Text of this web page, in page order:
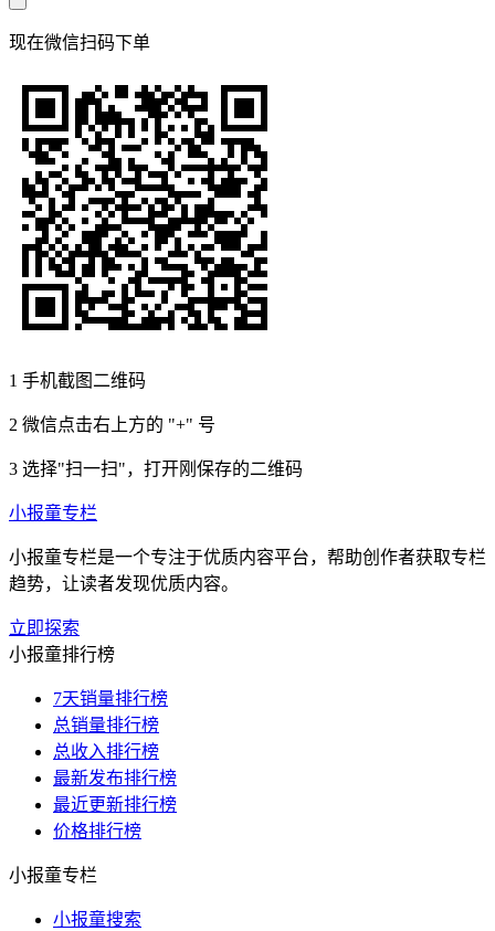
现在微信扫码下单
1 手机截图二维码
2 微信点击右上方的 "+" 号
3 选择"扫一扫"，打开刚保存的二维码
小报童专栏
小报童专栏是一个专注于优质内容平台，帮助创作者获取专栏
趋势，让读者发现优质内容。
立即探索
小报童排行榜
7天销量排行榜
总销量排行榜
总收入排行榜
最新发布排行榜
最近更新排行榜
价格排行榜
小报童专栏
小报童搜索